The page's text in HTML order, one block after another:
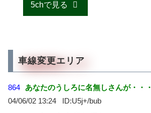
5chで見る
車線変更エリア
864
あなたのうしろに名無しさんが・・・
04/06/02 13:24
U5j+/bub